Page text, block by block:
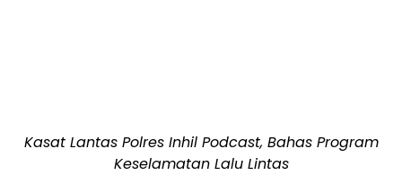
Kasat Lantas Polres Inhil Podcast, Bahas Program
Keselamatan Lalu Lintas